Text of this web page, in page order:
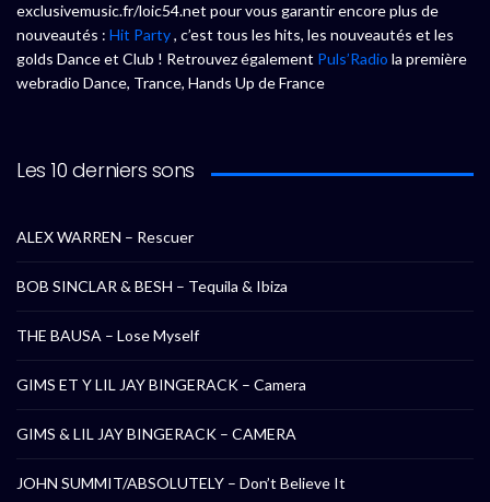
exclusivemusic.fr/loic54.net pour vous garantir encore plus de
nouveautés : Hit Party, c’est tous les hits, les nouveautés et les
golds Dance et Club ! Retrouvez également Puls’Radio la première
webradio Dance, Trance, Hands Up de France
Les 10 derniers sons
ALEX WARREN – Rescuer
BOB SINCLAR & BESH – Tequila & Ibiza
THE BAUSA – Lose Myself
GIMS ET Y LIL JAY BINGERACK – Camera
GIMS & LIL JAY BINGERACK – CAMERA
JOHN SUMMIT/ABSOLUTELY – Don’t Believe It